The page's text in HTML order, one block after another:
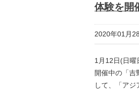
体験を開
2020年01月
1月12日(日曜
開催中の「
して、「ア